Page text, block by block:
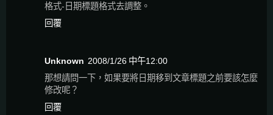
格式-日期標題格式去調整。
回覆
Unknown 2008/1/26 中午12:00
那想請問一下，如果要將日期移到文章標題之前要該怎麼
修改呢？
回覆